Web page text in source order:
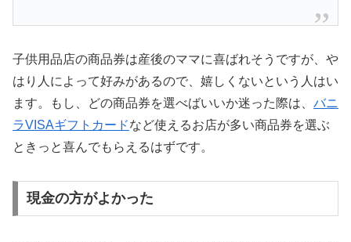
子供用品店の商品券は産後のママに喜ばれそうですが、や
はり人によって好みがあるので、嬉しくないという人はい
ます。もし、どの商品券を選べばいいか迷った際は、 バニ
ラVISAギフトカードなど使えるお店が多い商品券を選ぶ
ときっと喜んでもらえるはずです。
現金の方がよかった